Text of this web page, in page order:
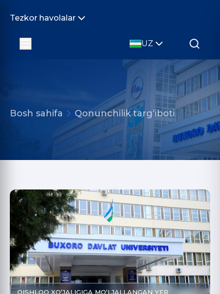
Tezkor havolalar
UZ
Bosh sahifa Qonunchilik targ‘iboti
QISHLOQ XO‘JALIGIGA MO‘LJALLANGAN YER